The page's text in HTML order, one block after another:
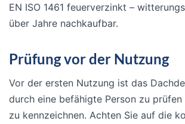
EN ISO 1461 feuerverzinkt –
über Jahre nachkaufbar.
Prüfung vor der Nutzung
Vor der ersten Nutzung ist das
durch eine befähigte Person zu prüfen
zu kennzeichnen. Achten Sie auf die